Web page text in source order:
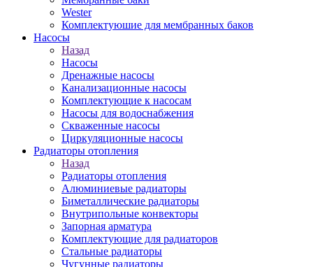
Wester
Комплектуюшие для мембранных баков
Насосы
Назад
Насосы
Дренажные насосы
Канализационные насосы
Комплектующие к насосам
Насосы для водоснабжения
Скваженные насосы
Циркуляционные насосы
Радиаторы отопления
Назад
Радиаторы отопления
Алюминиевые радиаторы
Биметаллические радиаторы
Внутрипольные конвекторы
Запорная арматура
Комплектующие для радиаторов
Стальные радиаторы
Чугунные радиаторы